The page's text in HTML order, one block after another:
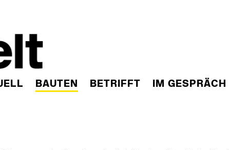
BAUTEN BETRIFFT IM GESPRÄCH